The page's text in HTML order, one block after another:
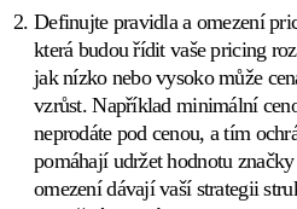
Allegro
Konkurujte
na
největším
marketplace
střední
Evropě.
Definujte pravidla a omezení
která budou řídit vaše pricing
jak nízko nebo vysoko může
vzrůst. Například minimální
neprodáte pod cenou, a tím
pomáhají udržet hodnotu
omezení dávají vaší strategii